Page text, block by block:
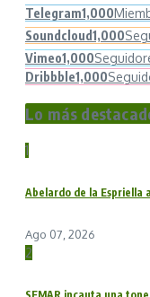
Telegram1,000
Soundcloud1,000
Vimeo1,000
Dribbble1,000
Lo más
1
Abelardo de la Espriella
Ago 07, 2026
2